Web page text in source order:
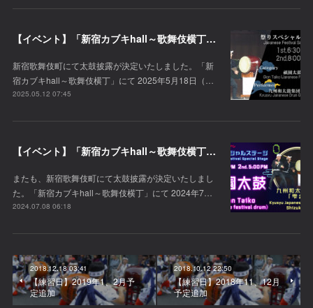
【イベント】「新宿カブキhall～歌舞伎横丁」にて太鼓披露が決定！
新宿歌舞伎町にて太鼓披露が決定いたしました。「新
宿カブキhall～歌舞伎横丁」にて 2025年5月18日（…
2025.05.12 07:45
【イベント】「新宿カブキhall～歌舞伎横丁」にて太鼓披露が決定！
またも、新宿歌舞伎町にて太鼓披露が決定いたしまし
た。「新宿カブキhall～歌舞伎横丁」にて 2024年7…
2024.07.08 06:18
2018.12.18 03:41
【練習日】2019年1、2月予
定追加
2018.10.12 22:50
【練習日】2018年11、12月
予定追加